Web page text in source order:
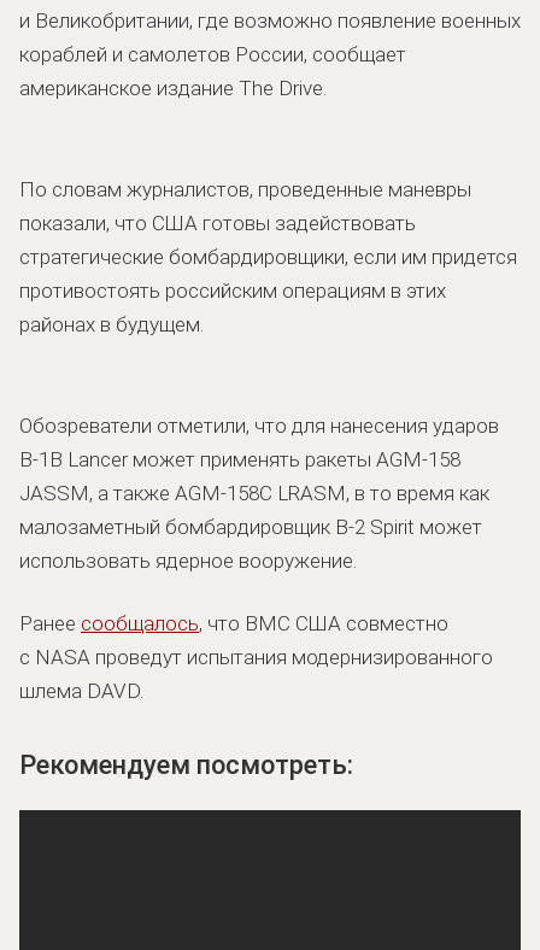
и Великобритании, где возможно появление военных
кораблей и самолетов России, сообщает
американское издание The Drive.
По словам журналистов, проведенные маневры
показали, что США готовы задействовать
стратегические бомбардировщики, если им придется
противостоять российским операциям в этих
районах в будущем.
Обозреватели отметили, что для нанесения ударов
B-1B Lancer может применять ракеты AGM-158
JASSM, а также AGM-158C LRASM, в то время как
малозаметный бомбардировщик B-2 Spirit может
использовать ядерное вооружение.
Ранее сообщалось, что ВМС США совместно
с NASA проведут испытания модернизированного
шлема DAVD.
Рекомендуем посмотреть: